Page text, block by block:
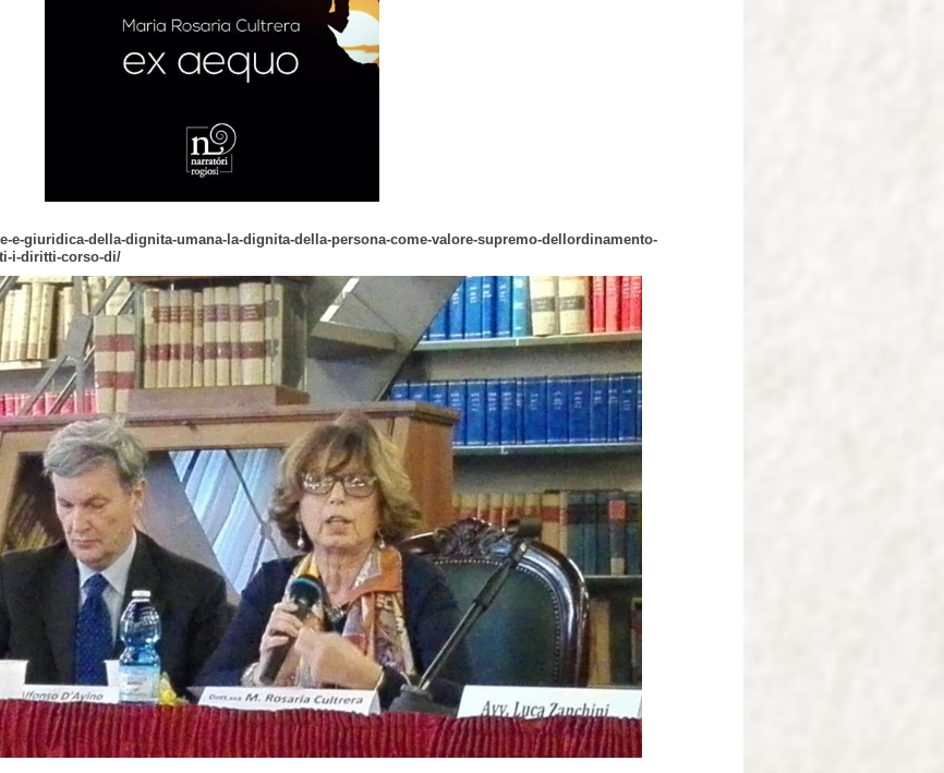
e-giuridica-della-dignita-umana-la-dignita-della-persona-come-valore-supremo-dellordinamento-
i-diritti-corso-di/